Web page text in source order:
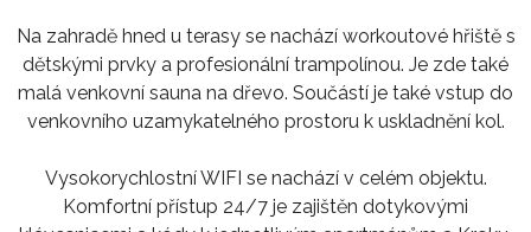
Na zahradě hned u terasy se nachází workoutové hřiště s
dětskými prvky a profesionální trampolínou. Je zde také
malá venkovní sauna na dřevo. Součástí je také vstup do
venkovního uzamykatelného prostoru k uskladnění kol.
Vysokorychlostní WIFI se nachází v celém objektu.
Komfortní přístup 24/7 je zajištěn dotykovými